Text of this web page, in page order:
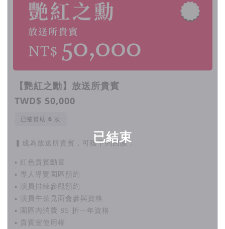
已結束
【艷紅之勳】放送所貴賓
TWD$ 50,000
已被贊助 次
▍成為放送所貴賓，可獲下列回饋：
▪ 紅色貴賓勳章
▪ 專人導覽園區預約
▪ 演員排練參觀預約
▪ 演員午茶見面會參與資格
▪ 園區內消費 85 折一年資格
▪ 貴賓室使用權